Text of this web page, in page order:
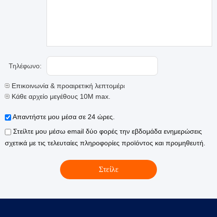
Τηλέφωνο:
Επικοινωνία & προαιρετική λεπτομέρειες
Κάθε αρχείο μεγέθους 10M max.
Απαντήστε μου μέσα σε 24 ώρες.
Στείλτε μου μέσω email δύο φορές την εβδομάδα ενημερώσεις
σχετικά με τις τελευταίες πληροφορίες προϊόντος και προμηθευτή.